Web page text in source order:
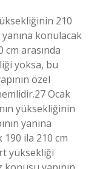
210
konulacak
arasında
yoksa, bu
özel
Ocak
yüksekliğinin
yanına
ila 210 cm
yüksekliği